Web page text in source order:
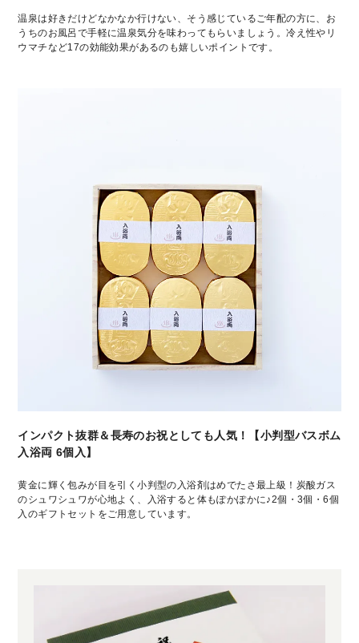
温泉は好きだけどなかなか行けない、そう感じているご年配の方に、お
うちのお風呂で手軽に温泉気分を味わってもらいましょう。冷え性やリ
ウマチなど17の効能効果があるのも嬉しいポイントです。
インパクト抜群＆長寿のお祝としても人気！【小判型バスボム
入浴両 6個入】
黄金に輝く包みが目を引く小判型の入浴剤はめでたさ最上級！炭酸ガス
のシュワシュワが心地よく、入浴すると体もぽかぽかに♪2個・3個・6個
入のギフトセットをご用意しています。